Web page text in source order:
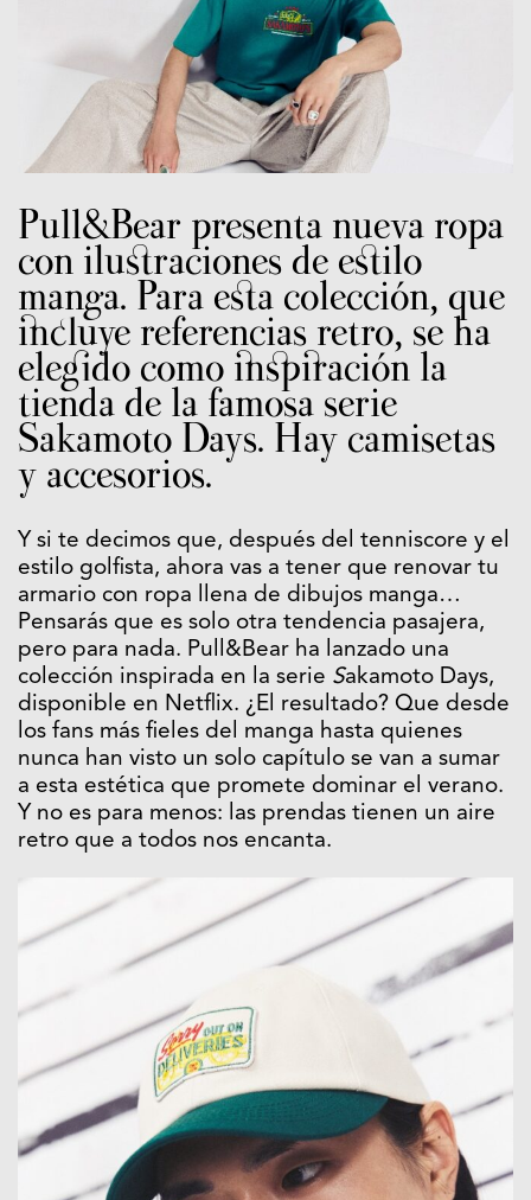
Pull&Bear presenta nueva ropa
con ilustraciones de estilo
manga. Para esta colección, que
incluye referencias retro, se ha
elegido como inspiración la
tienda de la famosa serie
Sakamoto Days. Hay camisetas
y accesorios.
Y si te decimos que, después del tenniscore y el
estilo golfista, ahora vas a tener que renovar tu
armario con ropa llena de dibujos manga…
Pensarás que es solo otra tendencia pasajera,
pero para nada. Pull&Bear ha lanzado una
colección inspirada en la serie Sakamoto Days,
disponible en Netflix. ¿El resultado? Que desde
los fans más fieles del manga hasta quienes
nunca han visto un solo capítulo se van a sumar
a esta estética que promete dominar el verano.
Y no es para menos: las prendas tienen un aire
retro que a todos nos encanta.